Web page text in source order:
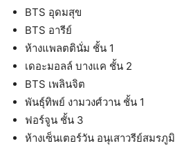
BTS อุดมสุข
BTS อารีย์
ห้างแพลตตินั่ม ชั้น 1
เดอะมอลล์ บางแค ชั้น 2
BTS เพลินจิต
พันธุ์ทิพย์ งามวงศ์วาน ชั้น 1
ฟอร์จูน ชั้น 3
ห้างเซ็นเตอร์วัน อนุเสาวรีย์สมรภูมิ